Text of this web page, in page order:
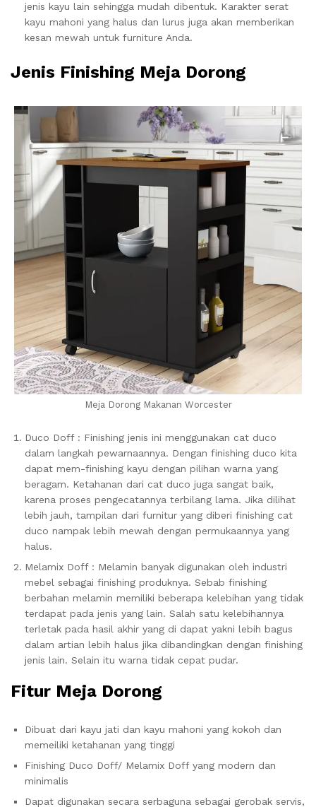
jenis kayu lain sehingga mudah dibentuk. Karakter serat
kayu mahoni yang halus dan lurus juga akan memberikan
kesan mewah untuk furniture Anda.
Jenis Finishing Meja Dorong
Meja Dorong Makanan Worcester
Duco Doff : Finishing jenis ini menggunakan cat duco
dalam langkah pewarnaannya. Dengan finishing duco kita
dapat mem-finishing kayu dengan pilihan warna yang
beragam. Ketahanan dari cat duco juga sangat baik,
karena proses pengecatannya terbilang lama. Jika dilihat
lebih jauh, tampilan dari furnitur yang diberi finishing cat
duco nampak lebih mewah dengan permukaannya yang
halus.
Melamix Doff : Melamin banyak digunakan oleh industri
mebel sebagai finishing produknya. Sebab finishing
berbahan melamin memiliki beberapa kelebihan yang tidak
terdapat pada jenis yang lain. Salah satu kelebihannya
terletak pada hasil akhir yang di dapat yakni lebih bagus
dalam artian lebih halus jika dibandingkan dengan finishing
jenis lain. Selain itu warna tidak cepat pudar.
Fitur Meja Dorong
Dibuat dari kayu jati dan kayu mahoni yang kokoh dan
memeiliki ketahanan yang tinggi
Finishing Duco Doff/ Melamix Doff yang modern dan
minimalis
Dapat digunakan secara serbaguna sebagai gerobak servis,